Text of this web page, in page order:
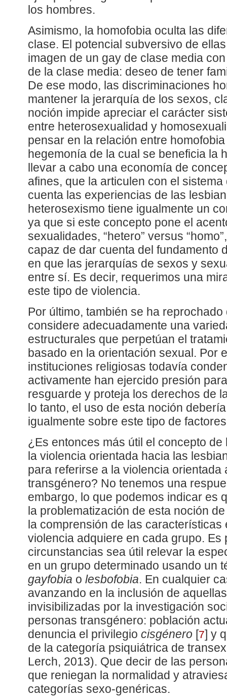
los hombres.
Asimismo, la homofobia oculta las
clase. El potencial subversivo de
imagen de un gay de clase media
de la clase media: deseo de tener
De ese modo, las discriminaciones
mantener la jerarquía de los sexos,
noción impide apreciar el carácter
entre heterosexualidad y
pensar en la relación entre
hegemonía de la cual se beneficia la
llevar a cabo una economía de
afines, que la articulen con el
cuenta las experiencias de las
heterosexismo tiene igualmente un
ya que si este concepto pone el
sexualidades, “hetero” versus
capaz de dar cuenta del fundamento
en que las jerarquías de sexos y
entre sí. Es decir, requerimos una
este tipo de violencia.
Por último, también se ha
considere adecuadamente una
estructurales que perpetúan el
basado en la orientación sexual. Por
instituciones religiosas todavía
activamente han ejercido presión
resguarde y proteja los derechos de
lo tanto, el uso de esta noción
igualmente sobre este tipo de
¿Es entonces más útil el concepto
la violencia orientada hacia las
para referirse a la violencia orientada
transgénero? No tenemos una
embargo, lo que podemos indicar es
la problematización de esta noción
la comprensión de las
violencia adquiere en cada grupo. Es
circunstancias sea útil relevar la
en un grupo determinado usando un
gayfobia o lesbofobia. En cualquier
avanzando en la inclusión de
invisibilizadas por la investigación
personas transgénero: población
denuncia el privilegio cisgénero [7] y
de la categoría psiquiátrica de
Lerch, 2013). Que decir de las
que reniegan la normalidad y
categorías sexo-genéricas.